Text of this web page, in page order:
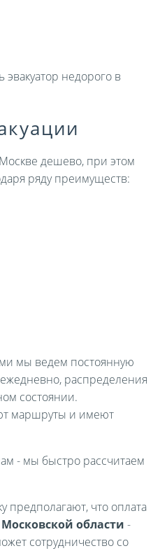
недорого в
Москве дешево, при этом
ряду преимуществ:
мы ведем постоянную
распределения
состоянии.
маршруты и имеют
- мы быстро рассчитаем
предполагают, что оплата
области -
сотрудничество со